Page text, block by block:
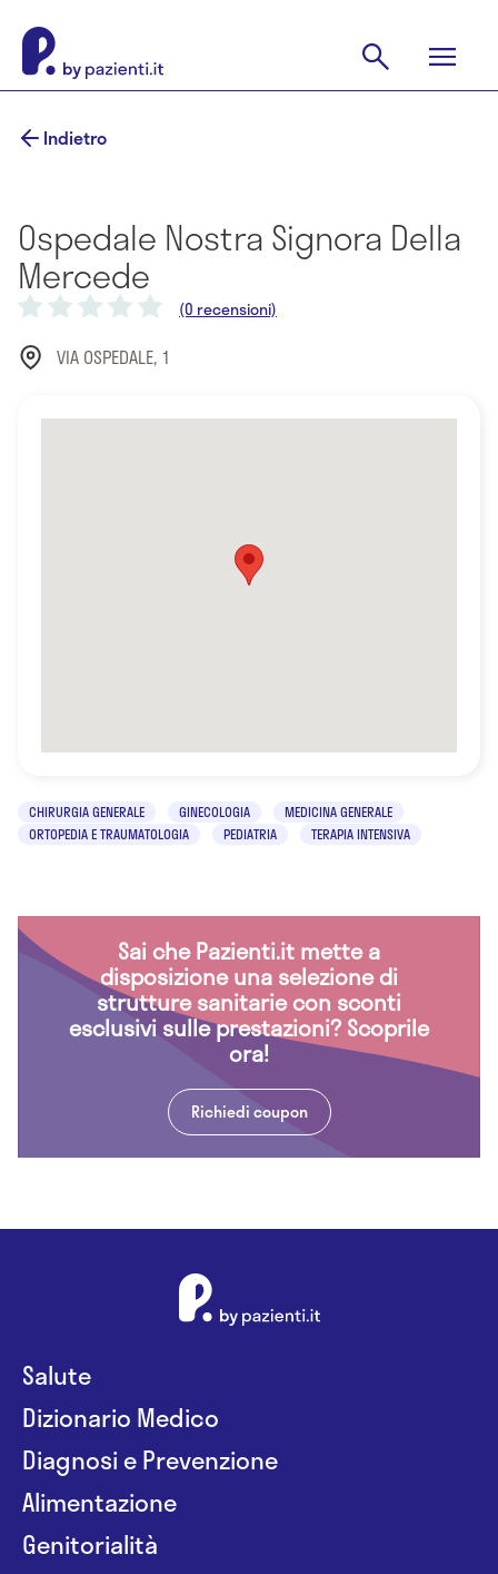
Indietro
Ospedale Nostra Signora Della
Mercede
(0 recensioni)
VIA OSPEDALE, 1
CHIRURGIA GENERALE GINECOLOGIA
MEDICINA GENERALE
ORTOPEDIA E TRAUMATOLOGIA
PEDIATRIA TERAPIA INTENSIVA
Sai che Pazienti.it mette a
disposizione una selezione di
strutture sanitarie con sconti
esclusivi sulle prestazioni? Scoprile
ora!
Richiedi coupon
Salute
Dizionario Medico
Diagnosi e Prevenzione
Alimentazione
Genitorialità